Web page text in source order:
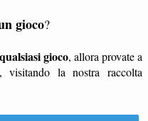
gioco?
gioco, allora provate a
la nostra raccolta